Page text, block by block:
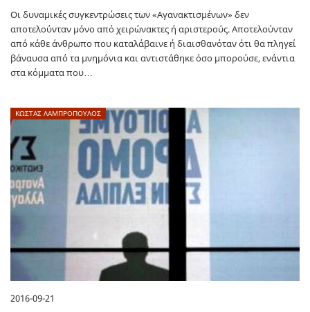
Οι δυναμικές συγκεντρώσεις των «Αγανακτισμένων» δεν
αποτελούνταν μόνο από χειρώνακτες ή αριστερούς. Αποτελούνταν
από κάθε άνθρωπο που καταλάβαινε ή διαισθανόταν ότι θα πληγεί
βάναυσα από τα μνημόνια και αντιστάθηκε όσο μπορούσε, ενάντια
στα κόμματα που…
ΚΩΣΤΑΣ ΛΑΜΠΡΟΠΟΥΛΟΣ
2016-09-21